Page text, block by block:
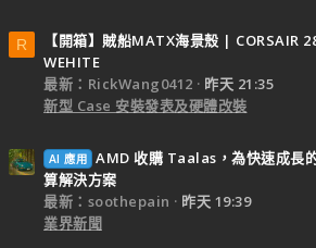
R
【開箱】賊船MATX海景殼 | CORSAIR
WEHITE
最新：RickWang0412
昨天 21:35
新型 Case 安裝發表及硬體改裝
AI 應用 AMD 收購 Taalas，為快速成長
算解決方案
最新：soothepain
昨天 19:39
業界新聞